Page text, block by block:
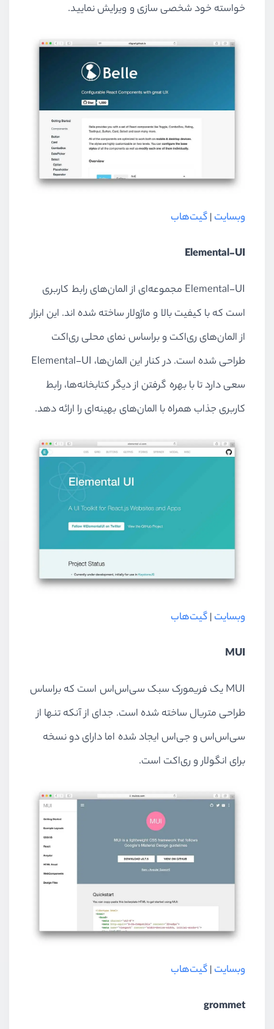
خواسته خود شخصی سازی و ویرایش نمایید.
وبسایت|گیت‌هاب
Elemental-UI
Elemental-UI مجموعه‌ای از المان‌های رابط کاربری
است که با کیفیت بالا و ماژولار ساخته شده اند. این ابزار
از المان‌های ری‌اکت و براساس نمای محلی ری‌اکت
طراحی شده است. در کنار این المان‌ها، Elemental-UI
سعی دارد تا با بهره گرفتن از دیگر کتابخانه‌ها، رابط
کاربری جذاب همراه با المان‌های بهینه‌ای را ارائه دهد.
وبسایت|گیت‌هاب
MUI
MUI یک فریمورک سبک سی‌اس‌اس است که براساس
طراحی متریال ساخته شده است. جدای از آنکه تنها از
سی‌اس‌اس و جی‌اس ایجاد شده اما دارای دو نسخه
برای انگولار و ری‌اکت است.
وبسایت|گیت‌هاب
grommet